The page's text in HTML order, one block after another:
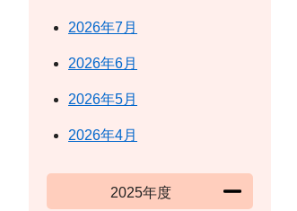
2026年7月
2026年6月
2026年5月
2026年4月
2025年度